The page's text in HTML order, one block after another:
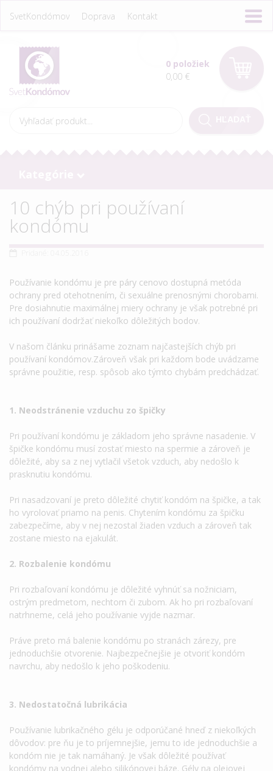
SvetKondómov Doprava Kontakt
0 položiek
0,00 €
10 chýb pri používaní
kondómu
Používanie kondómu je pre páry cenovo dostupná metóda
ochrany pred otehotnením, či sexuálne prenosnými chorobami.
Pre dosiahnutie maximálnej miery ochrany je však potrebné pri
ich používaní dodržať niekoľko dôležitých bodov.
V našom článku prinášame zoznam najčastejších chýb pri
používaní kondómov.Zároveň však pri každom bode uvádzame
správne použitie, resp. spôsob ako týmto chybám predchádzať.
1. Neodstránenie vzduchu zo špičky
Pri používaní kondómu je základom jeho správne nasadenie. V
špičke kondómu musí zostať miesto na spermie a zároveň je
dôležité, aby sa z nej vytlačil všetok vzduch, aby nedošlo k
prasknutiu kondómu.
Pri nasadzovaní je preto dôležité chytiť kondóm na špičke, a tak
ho vyrolovať priamo na penis. Chytením kondómu za špičku
zabezpečíme, aby v nej nezostal žiaden vzduch a zároveň tak
zostane miesto na ejakulát.
2. Rozbalenie kondómu
Pri rozbaľovaní kondómu je dôležité vyhnúť sa nožniciam,
ostrým predmetom, nechtom či zubom. Ak ho pri rozbaľovaní
natrhneme, celá jeho používanie vyjde nazmar.
Práve preto má balenie kondómu po stranách zárezy, pre
jednoduchšie otvorenie. Najbezpečnejšie je otvoriť kondóm
navrchu, aby nedošlo k jeho poškodeniu.
3. Nedostatočná lubrikácia
Používanie lubrikačného gélu je odporúčané hneď z niekoľkých
dôvodov: pre ňu je to príjemnejšie, jemu to ide jednoduchšie a
kondóm nie je tak namáhaný. Je však dôležité používať
kondómy na vodnej alebo silikónovej báze. Gély na olejovej